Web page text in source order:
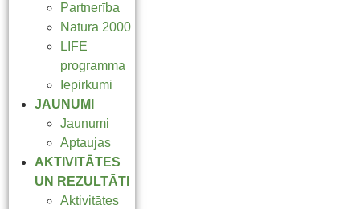
Partnerība
Natura 2000
LIFE
programma
Iepirkumi
JAUNUMI
Jaunumi
Aptaujas
AKTIVITĀTES
UN REZULTĀTI
Aktivitātes